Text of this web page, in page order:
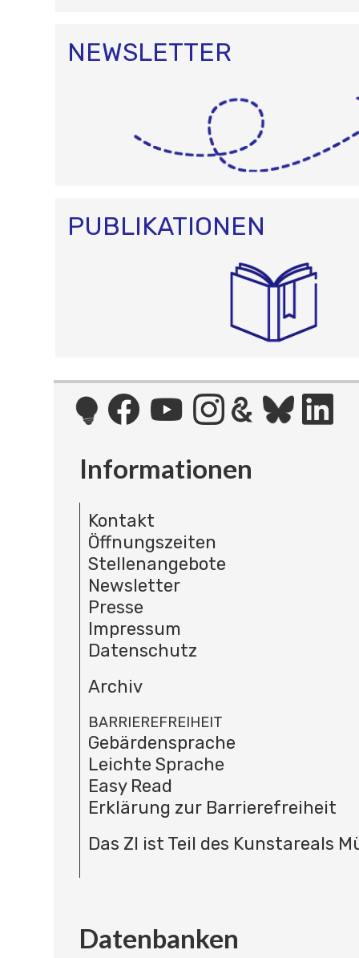
NEWSLETTER
PUBLIKATIONEN
Informationen
Kontakt
Öffnungszeiten
Stellenangebote
Newsletter
Presse
Impressum
Datenschutz
Archiv
BARRIEREFREIHEIT
Gebärdensprache
Leichte Sprache
Easy Read
Erklärung zur Barrierefreiheit
Das ZI ist Teil des Kunstareals
Datenbanken